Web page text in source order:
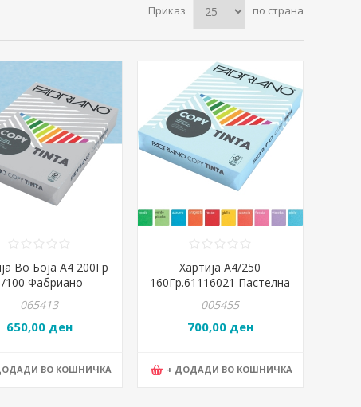
Приказ по страна
Во Боја А4 200Гр
100 Фабриано
Сина CELESTE
65721297
065413
650,00 ден
ВО КОШНИЧКА
Хартија А4/250
160Гр.61116021 Пастелна
Жолта -BANANA
005455
700,00 ден
+ ДОДАДИ ВО КОШНИЧКА